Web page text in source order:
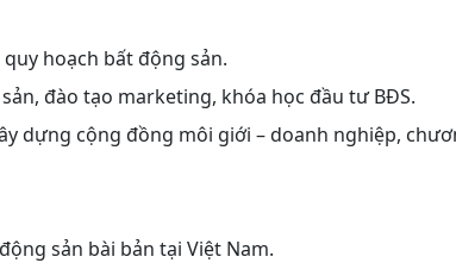
hoạch bất động sản.
đào tạo marketing, khóa học đầu tư BĐS.
dựng cộng đồng môi giới – doanh nghiệp,
sản bài bản tại Việt Nam.